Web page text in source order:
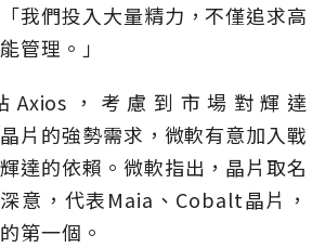
我們投入大量精力，不僅追求高
管理。」
Axios，考慮到市場對輝達
片的強勢需求，微軟有意加入戰
達的依賴。微軟指出，晶片取名
意，代表Maia、Cobalt晶片，
第一個。